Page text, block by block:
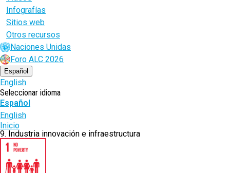
Infografías
Sitios web
Otros recursos
Naciones Unidas
Foro ALC 2026
Español
English
Seleccionar idioma
Español
English
Ruta
de
navegación
Inicio
9. Industria innovación e infraestructura